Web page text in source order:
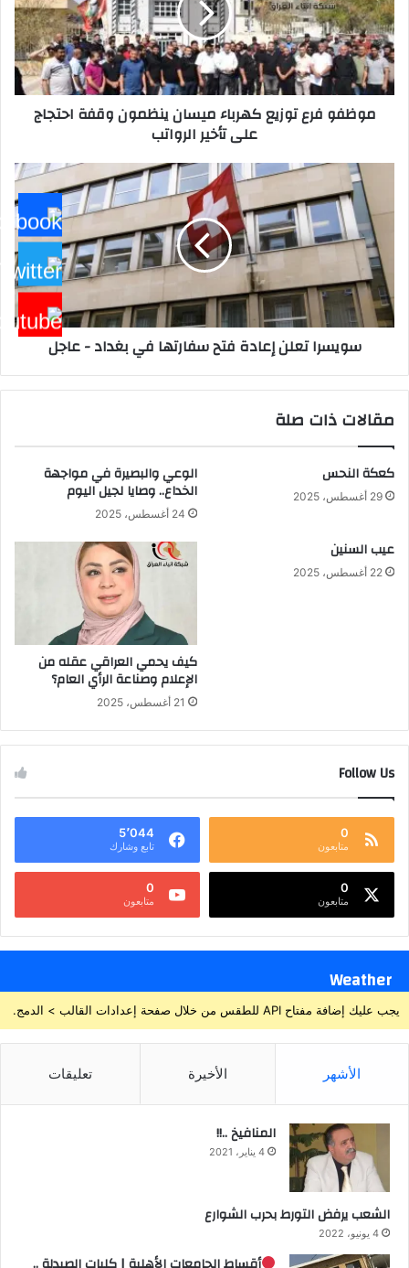
ميسان
ينظمون
وقفة
احتجاج
على
تأخيرموظفو فرع توزيع كهرباء ميسان ينظمون وقفة احتجاج
على تأخير الرواتب
سويسرا
إعادة
سفارتها
في
بغداد
-
عاجل
سويسرا تعلن إعادة فتح سفارتها في بغداد - عاجل
مقالات ذات صلة
كعكة النحس
29 أغسطس، 2025
الوعي والبصيرة في مواجهة
الخداع.. وصايا لجيل اليوم
24 أغسطس، 2025
عيب السنين
22 أغسطس، 2025
كيف يحمي العراقي عقله من
الإعلام وصناعة الرأي العام؟
21 أغسطس، 2025
Follow Us
0
متابعون
5٬044
تابع وشارك
0
متابعون
0
متابعون
Weather
يجب عليك إضافة مفتاح API للطقس من خلال صفحة إعدادات القالب > الدمج.
الأشهر الأخيرة تعليقات
المنافيخ ..!!
4 يناير، 2021
الشعب يرفض التورط بحرب الشوارع
4 يونيو، 2022